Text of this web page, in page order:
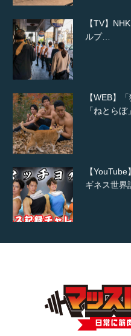
【TV】
ルプ…
【WEB】
「ねとら
【
ギネス世界
【TV】
TOKYO FM
で紹介さ…